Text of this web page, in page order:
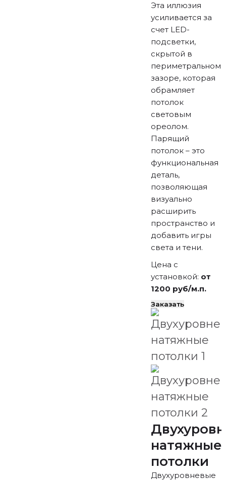
Эта иллюзия
усиливается за
счет LED-
подсветки,
скрытой в
периметральном
зазоре, которая
обрамляет
потолок
световым
ореолом.
Парящий
потолок – это
функциональная
деталь,
позволяющая
визуально
расширить
пространство и
добавить игры
света и тени.
Цена с
установкой: от
1200 руб/м.п.
Заказать
натяжные
потолки
Двухуровневые